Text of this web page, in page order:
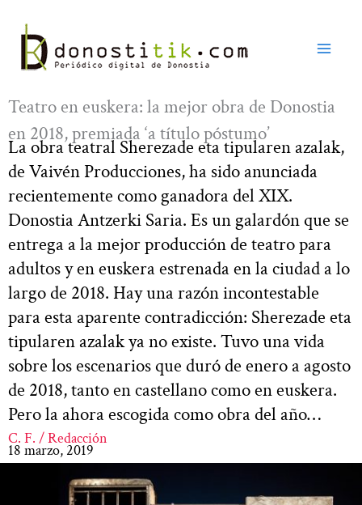
contenido
Teatro en euskera: la mejor obra de Donostia
en 2018, premiada ‘a título póstumo’
La obra teatral Sherezade eta tipularen azalak,
de Vaivén Producciones, ha sido anunciada
recientemente como ganadora del XIX.
Donostia Antzerki Saria. Es un galardón que se
entrega a la mejor producción de teatro para
adultos y en euskera estrenada en la ciudad a lo
largo de 2018. Hay una razón incontestable
para esta aparente contradicción: Sherezade eta
tipularen azalak ya no existe. Tuvo una vida
sobre los escenarios que duró de enero a agosto
de 2018, tanto en castellano como en euskera.
Pero la ahora escogida como obra del año…
C. F. / Redacción
18 marzo, 2019